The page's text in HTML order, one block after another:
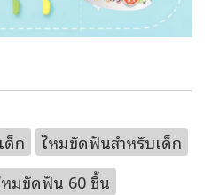
ด็ก
ไหมขัดฟันสำหรับเด็ก
มขัดฟัน 60 ชิ้น